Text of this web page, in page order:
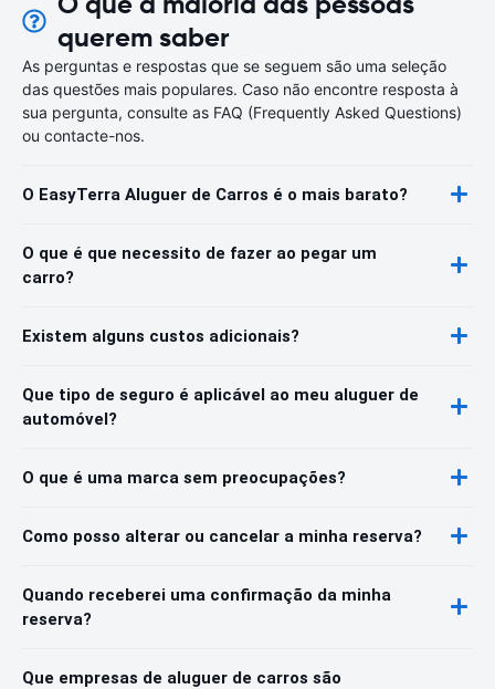
querem saber
As perguntas e respostas que se seguem são uma seleção
das questões mais populares. Caso não encontre resposta à
sua pergunta, consulte as FAQ (Frequently Asked Questions)
ou contacte-nos.
O EasyTerra Aluguer de Carros é o mais barato?
O que é que necessito de fazer ao pegar um
carro?
Existem alguns custos adicionais?
Que tipo de seguro é aplicável ao meu aluguer de
automóvel?
O que é uma marca sem preocupações?
Como posso alterar ou cancelar a minha reserva?
Quando receberei uma confirmação da minha
reserva?
Que empresas de aluguer de carros são